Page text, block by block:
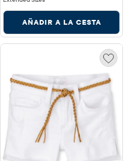
AÑADIR A LA CESTA